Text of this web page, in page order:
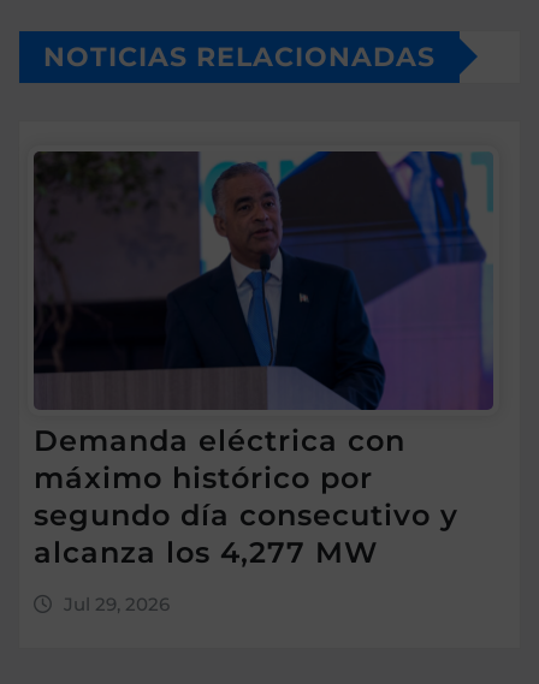
NOTICIAS RELACIONADAS
Demanda eléctrica con
máximo histórico por
segundo día consecutivo y
alcanza los 4,277 MW
Jul 29, 2026